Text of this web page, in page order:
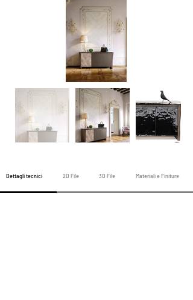
Dettagli tecnici 2D File 3D File Materiali e Finiture